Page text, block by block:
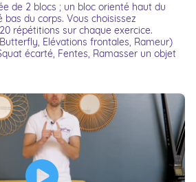
de 2 blocs ; un bloc orienté haut du
du corps. Vous choisissez
répétitions sur chaque exercice.
Elévations frontales, Rameur)
écarté, Fentes, Ramasser un objet